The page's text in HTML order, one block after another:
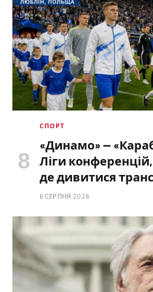
СПОРТ
«Динамо» —
Ліги
де дивитися
6 СЕРПНЯ 2026